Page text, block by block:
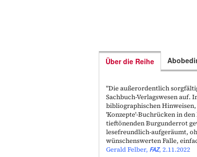
Über die Reihe
"Die außerordentlich
Sachbuch-Verlagswesen
bibliographischen
'Konzepte'-Buchrücken in
tieftönenden Burgunderrot
lesefreundlich-aufgeräumt,
wünschenswerten Falle,
Gerald Felber, FAZ, 2.11.2022